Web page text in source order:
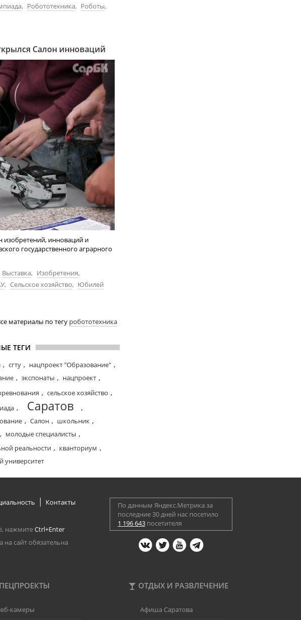
, Робототехника, Роботы,
Салон инноваций
изобретений, инноваций и
государственного аграрного
Выставка, Изобретения,
, Сельское хозяйство, Юбилей
материалы по тегу робототехника
ТЕГИ
, сгту , нацпроект "Образование" ,
, экспонаты , нацпроект ,
, сельское хозяйство ,
, Саратов
,
, Салон , школьник ,
, молодые специалисты ,
реальности , кванториум ,
университет
Контакты
нажмитеCtrl+Enter
сайт обязательна
По данным Яндекс.Метрика за
последние 30 дней нас посетило
1 196 643 посетителя
ОТДЫХ И РАЗВЛЕЧЕНИЕ
камеры Афиша Саратова